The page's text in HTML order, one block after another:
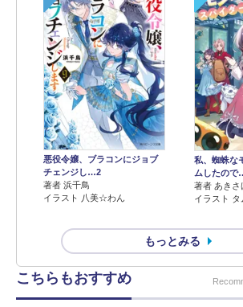
悪役令嬢、ブラコンにジョブ
チェンジし…2
著者 浜千鳥
イラスト 八美☆わん
私、蜘蛛な
ムしたので
著者 あきさ
イラスト
もっとみる
こちらもおすすめ